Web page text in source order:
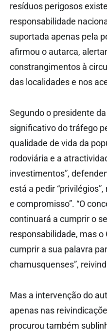
resíduos perigosos
responsabilidade
suportada apenas pela
afirmou o autarca,
constrangimentos à
das localidades e nos
Segundo o presidente
significativo do tráfego
qualidade de vida da
rodoviária e a
investimentos”,
está a pedir
e compromisso”. “O
continuará a cumprir o
responsabilidade, mas
cumprir a sua palavra
chamusquenses”,
Mas a intervenção do
apenas nas
procurou também